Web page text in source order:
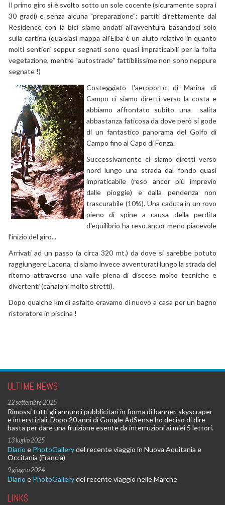
Il primo giro si è svolto sotto un sole cocente (sicuramente sopra i
30 gradi) e senza alcuna "preparazione": partiti direttamente dal
Residence con la bici siamo andati all'avventura basandoci solo
sulla cartina (qualsiasi mappa all'Elba è un aiuto relativo in quanto
molti sentieri seppur segnati sono quasi impraticabili per la folta
vegetazione, mentre "autostrade" fattibilissime non sono neppure
segnate !)
Costeggiato l'aeroporto di Marina di
Campo ci siamo diretti verso la costa e
abbiamo affrontato subito una salita
abbastanza faticosa da dove però si gode
di un fantastico panorama del Golfo di
Campo fino al Capo di Fonza.
Successivamente ci siamo diretti verso
nord lungo una strada dal fondo quasi
impraticabile (reso ancor più imprevio
dalle pioggie) e dalla pendenza non
trascurabile (10%). Una caduta in un rovo
pieno di spine a causa della perdita
d'equilibrio ha reso ancor meno piacevole
l'inizio del giro...
Arrivati ad un passo (a circa 320 mt.) da dove si sarebbe potuto
raggiungere Lacona, ci siamo invece avventurati lungo la strada del
ritorno attraverso una valle piena di discese molto tecniche e
divertenti (canaloni molto stretti).
Dopo qualche km di asfalto eravamo di nuovo a casa per un bagno
ristoratore in piscina !
ULTIME NEWS
22 settembre 2025
Rimossi tutti gli annunci pubblicitari in forma di banner, skyscraper
e interstiziali. Dopo 20 anni di Google AdSense ho deciso di dire
basta per dare una fruizione esente da interruzioni ai miei 5 lettori.
13 luglio 2025
Diario e PhotoGallerydel recente viaggio in Nuova Aquitania e
Occitania (Francia)
9 giugno 2024
Diario e PhotoGallerydel recente viaggio nelle Marche
LINKS